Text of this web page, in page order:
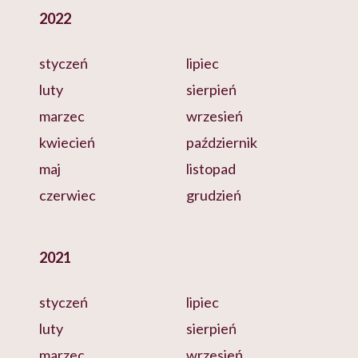
2022
styczeń
luty
marzec
kwiecień
maj
czerwiec
lipiec
sierpień
wrzesień
październik
listopad
grudzień
2021
styczeń
luty
lipiec
sierpień